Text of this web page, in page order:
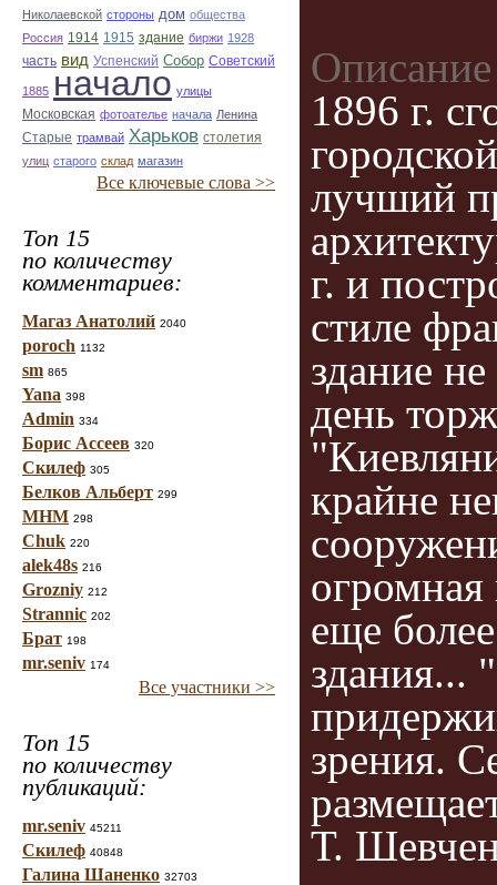
Николаевской стороны дом общества
Россия 1914 1915 здание биржи 1928
часть вид Успенский Собор Советский
1885 начало улицы
Московская фотоателье начала Ленина
Старые трамвай Харьков столетия
улиц старого склад магазин
Все ключевые слова >>
Топ 15
по количеству
комментариев:
Магаз Анатолий 2040
poroch 1132
sm 865
Yana 398
Admin 334
Борис Ассеев 320
Скилеф 305
Белков Альберт 299
МНМ 298
Chuk 220
alek48s 216
Grozniy 212
Strannic 202
Брат 198
mr.seniv 174
Все участники >>
Топ 15
по количеству
публикаций:
mr.seniv 45211
Скилеф 40848
Галина Шаненко 32703
1896 г.
лучший
г. и
стиле
здание
день
крайне
огромная
еще
здания...
зрения.
Т.